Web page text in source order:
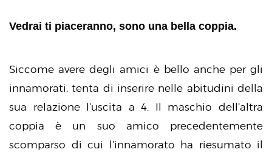
Vedrai ti piaceranno, sono una bella coppia.
Siccome avere degli amici è bello anche per gli
innamorati, tenta di inserire nelle abitudini della
sua relazione l’uscita a 4. Il maschio dell’altra
coppia è un suo amico precedentemente
scomparso di cui l’innamorato ha riesumato il